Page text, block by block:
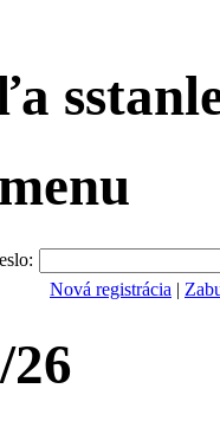
Nová registrácia |